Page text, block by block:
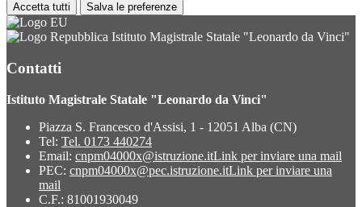
Accetta tutti Salva le preferenze
Istituto Magistrale Statale "Leonardo da Vinci"
Contatti
Istituto Magistrale Statale "Leonardo da Vinci"
Piazza S. Francesco d'Assisi, 1 - 12051 Alba (CN)
Tel: Tel. 0173 440274
Email: cnpm04000x@istruzione.itLink per inviare una mail
PEC: cnpm04000x@pec.istruzione.itLink per inviare una
mail
C.F.: 81001930049